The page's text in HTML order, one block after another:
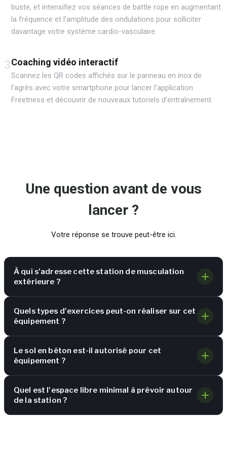
buste, et intensifiez vos séances de battle rope en augmentant
la fréquence et l’amplitude des ondulations pour solliciter
davantage votre système cardio-vasculaire.
3Coaching vidéo interactif
Scannez les QR codes affichés sur le panneau en inox de
l’agrès avec votre smartphone pour lancer l’application
Freetness et découvrir de nouveaux tutoriels d’entraînement.
Une question avant de vous
lancer ?
Votre réponse se trouve peut-être ici.
À qui s'adresse cette station de musculation
extérieure ?
Quels types d'exercices peut-on réaliser sur cet
équipement ?
Le sol en béton est-il autorisé pour cet
équipement ?
Quel est l'espace libre minimal à prévoir autour
de la station ?